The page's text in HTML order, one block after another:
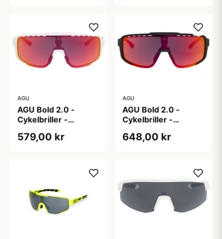
AGU
AGU Bold 2.0 -
Cykelbriller -
579,00 kr
AGU
AGU Bold 2.0 -
Cykelbriller -
648,00 kr